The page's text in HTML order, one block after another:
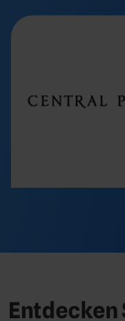
Entdecken